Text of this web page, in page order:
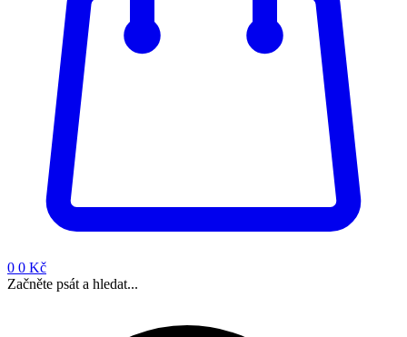
0 0 Kč
Začněte psát a hledat...